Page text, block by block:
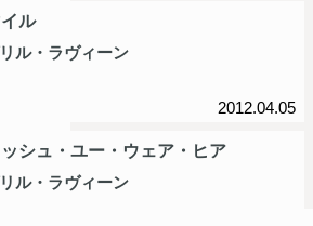
ル
ル・ラヴィーン
2012.04.05
シュ・ユー・ウェア・ヒア
ル・ラヴィーン